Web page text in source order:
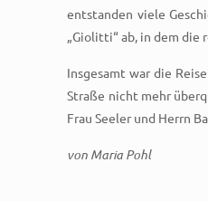
entstanden viele
„Giolitti“ ab, in dem die
Insgesamt war die
Straße nicht mehr
Frau Seeler und Herrn
von Maria Pohl